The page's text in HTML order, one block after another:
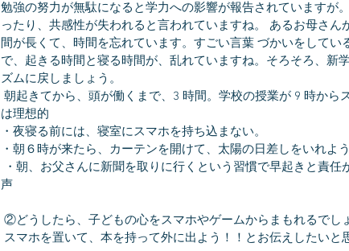
勉強の努力が無駄になると学力への影響が報告されていますが
ったり、共感性が失われると言われていますね。 あるお母さん
間が長くて、時間を忘れています。すごい言葉 づかいをしてい
で、起きる時間と寝る時間が、乱れていますね。そろそろ、新
ズムに戻しましょう。
は理想的
・夜寝る前には、寝室にスマホを持ち込まない。
・朝６時が来たら、カーテンを開けて、太陽の日差しをいれよう
声
②どうしたら、子どもの心をスマホやゲームからまもれるでし
スマホを置いて、本を持って外に出よう！！とお伝えしたいと